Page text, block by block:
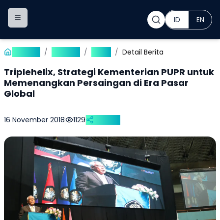
Toggle navigation menu ID EN
/ / / Detail Berita
Triplehelix, Strategi Kementerian PUPR untuk
Memenangkan Persaingan di Era Pasar
Global
16 November 2018 1129